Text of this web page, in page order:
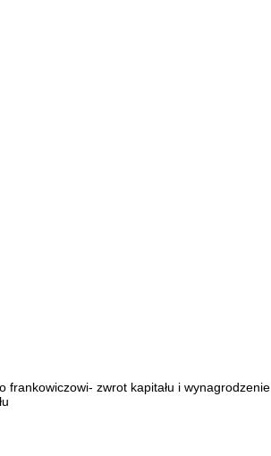
frankowiczowi- zwrot kapitału i wynagrodzenie